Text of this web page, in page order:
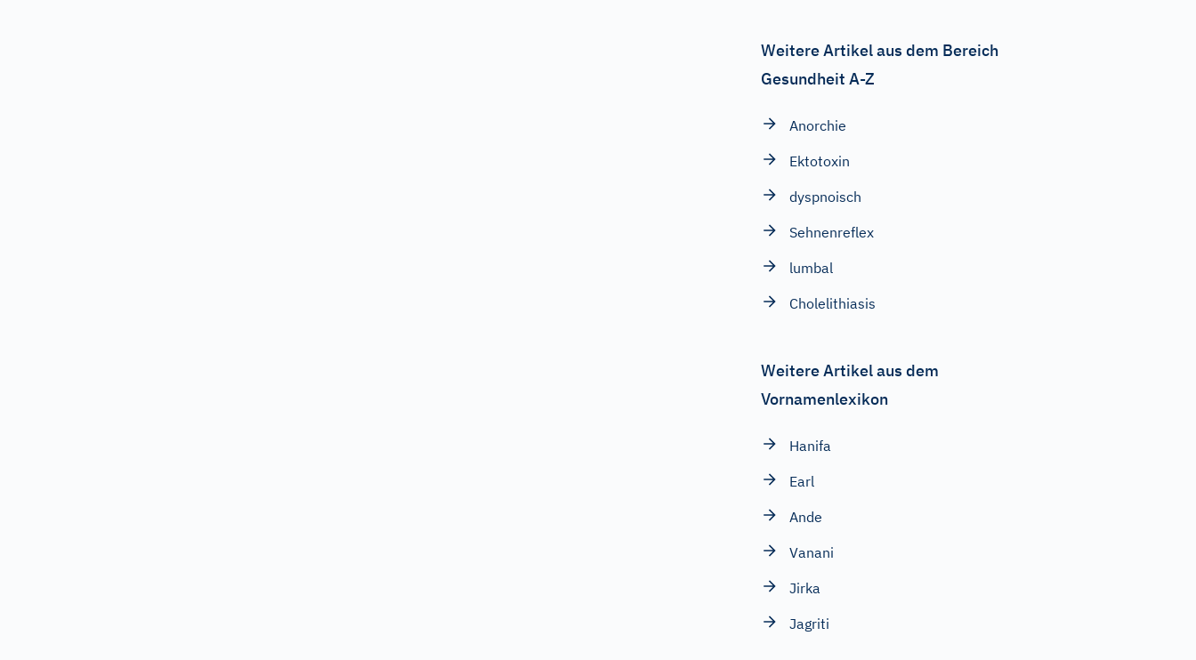
Weitere Artikel aus dem Bereich
Gesundheit A-Z
Anorchie
Ektotoxin
dyspnoisch
Sehnenreflex
lumbal
Cholelithiasis
Weitere Artikel aus dem
Vornamenlexikon
Hanifa
Earl
Ande
Vanani
Jirka
Jagriti